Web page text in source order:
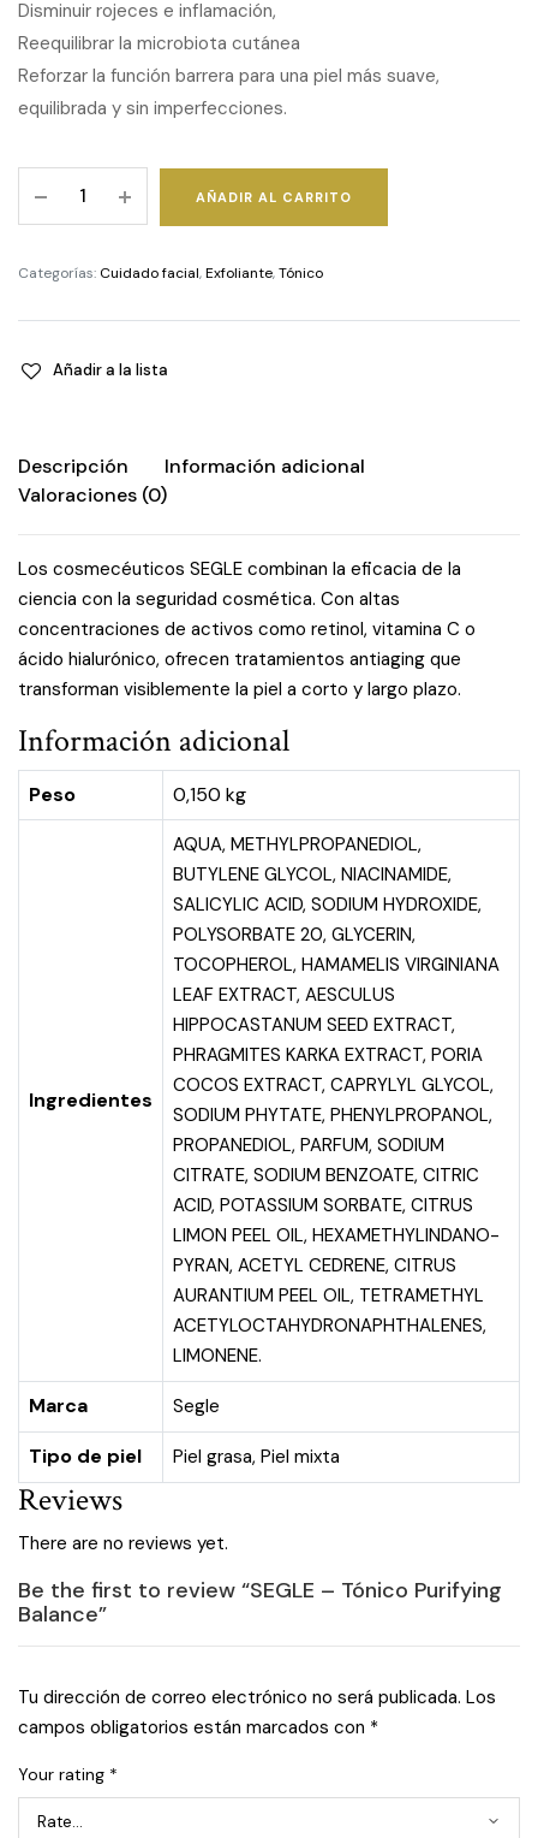
Disminuir rojeces e inflamación,
Reequilibrar la microbiota cutánea
Reforzar la función barrera para una piel más suave,
equilibrada y sin imperfecciones.
Purifying
quantity
AÑADIR AL CARRITO
Categorías: Cuidado facial,Exfoliante,Tónico
Añadir a la lista
Descripción
Información adicional
Valoraciones (0)
Los cosmecéuticos SEGLE combinan la eficacia de la
ciencia con la seguridad cosmética. Con altas
concentraciones de activos como retinol, vitamina C o
ácido hialurónico, ofrecen tratamientos antiaging que
transforman visiblemente la piel a corto y largo plazo.
Información adicional
Peso 0,150 kg
Ingredientes
AQUA, METHYLPROPANEDIOL,
BUTYLENE GLYCOL, NIACINAMIDE,
SALICYLIC ACID, SODIUM HYDROXIDE,
POLYSORBATE 20, GLYCERIN,
TOCOPHEROL, HAMAMELIS VIRGINIANA
LEAF EXTRACT, AESCULUS
HIPPOCASTANUM SEED EXTRACT,
PHRAGMITES KARKA EXTRACT, PORIA
COCOS EXTRACT, CAPRYLYL GLYCOL,
SODIUM PHYTATE, PHENYLPROPANOL,
PROPANEDIOL, PARFUM, SODIUM
CITRATE, SODIUM BENZOATE, CITRIC
ACID, POTASSIUM SORBATE, CITRUS
LIMON PEEL OIL, HEXAMETHYLINDANO-
PYRAN, ACETYL CEDRENE, CITRUS
AURANTIUM PEEL OIL, TETRAMETHYL
ACETYLOCTAHYDRONAPHTHALENES,
LIMONENE.
Marca Segle
Tipo de piel Piel grasa, Piel mixta
Reviews
There are no reviews yet.
Be the first to review “SEGLE – Tónico Purifying
Balance”
Tu dirección de correo electrónico no será publicada. Los
campos obligatorios están marcados con *
Your rating *